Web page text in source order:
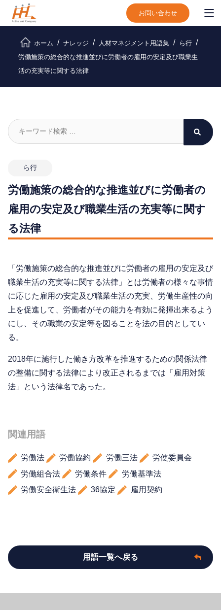
お問い合わせ
ホーム ナレッジ 人材マネジメント用語集
ら行
労働施策の総合的な推進並びに労働者の雇用の安定及び職業生
活の充実等に関する法律
ら行
労働施策の総合的な推進並びに労働者の
雇用の安定及び職業生活の充実等に関す
る法律
「労働施策の総合的な推進並びに労働者の雇用の安定及び
職業生活の充実等に関する法律」とは労働者の様々な事情
に応じた雇用の安定及び職業生活の充実、労働生産性の向
上を促進して、労働者がその能力を有効に発揮出来るよう
にし、その職業の安定等を図ることを法の目的としてい
る。
2018年に施行した働き方改革を推進するための関係法律
の整備に関する法律により改正されるまでは「雇用対策
法」という法律名であった。
関連用語
労働法 労働協約 労働三法
労使委員会
労働組合法
労働条件
労働基準法
労働安全衛生法
36協定 雇用契約
用語一覧へ戻る